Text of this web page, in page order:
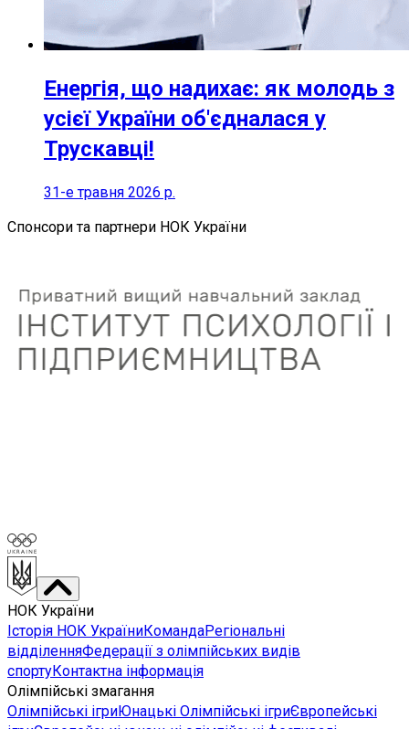
Енергія, що надихає: як молодь з
усієї України об'єдналася у
Трускавці!
31-е травня 2026 р.
Спонсори та партнери НОК України
НОК України
Історія НОК УкраїниКомандаРегіональні
відділенняФедерації з олімпійських видів
спортуКонтактна інформація
Олімпійські змагання
Олімпійські ігриЮнацькі Олімпійські ігриЄвропейські